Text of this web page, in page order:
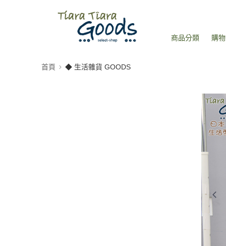
商品分類 購
首頁 ◆ 生活雜貨 GOODS